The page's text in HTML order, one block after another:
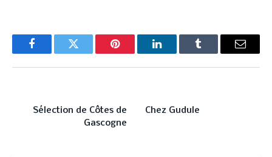
FacebookTwitter Pinterest LinkedInTumblr Email
Sélection de Côtes de
Gascogne
Chez Gudule